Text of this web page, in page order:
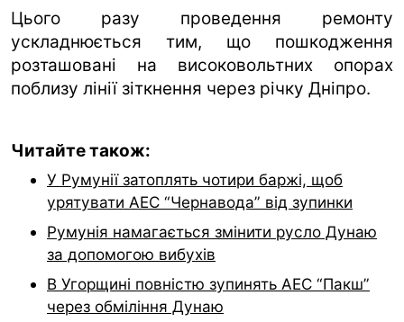
Цього разу проведення ремонту
ускладнюється тим, що пошкодження
розташовані на високовольтних опорах
поблизу лінії зіткнення через річку Дніпро.
Читайте також:
У Румунії затоплять чотири баржі, щоб
урятувати АЕС “Чернавода” від зупинки
Румунія намагається змінити русло Дунаю
за допомогою вибухів
В Угорщині повністю зупинять АЕС “Пакш”
через обміління Дунаю